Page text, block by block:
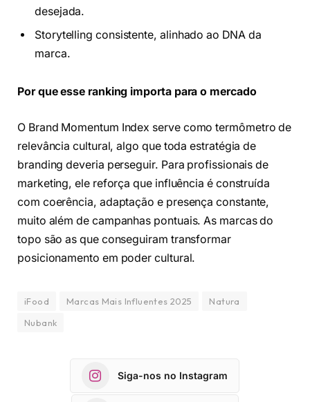
desejada.
Storytelling consistente, alinhado ao DNA da
marca.
Por que esse ranking importa para o mercado
O Brand Momentum Index serve como termômetro de
relevância cultural, algo que toda estratégia de
branding deveria perseguir. Para profissionais de
marketing, ele reforça que influência é construída
com coerência, adaptação e presença constante,
muito além de campanhas pontuais. As marcas do
topo são as que conseguiram transformar
posicionamento em poder cultural.
iFood Marcas Mais Influentes 2025
Natura
Nubank
Siga-nos no Instagram